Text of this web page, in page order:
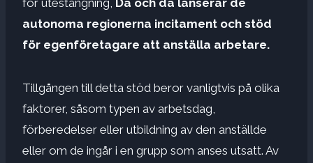
autonoma regionerna incitament och stöd
för egenföretagare att anställa arbetare.
Tillgången till detta stöd beror vanligtvis på olika
faktorer, såsom typen av arbetsdag,
förberedelser eller utbildning av den anställde
eller om de ingår i en grupp som anses utsatt. Av